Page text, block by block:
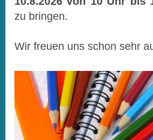
zu bringen.
Wir freuen uns schon sehr